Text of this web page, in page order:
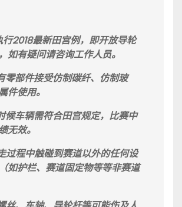
行2018最新田宫例，即开放导轮
如有疑问请咨询工作人员。
零部件接受仿制碳纤、仿制玻
件使用。
候车辆需符合田宫规定，比赛中
无效。
过程中触碰到赛道以外的任何设
如护栏、赛道固定物等等非赛道